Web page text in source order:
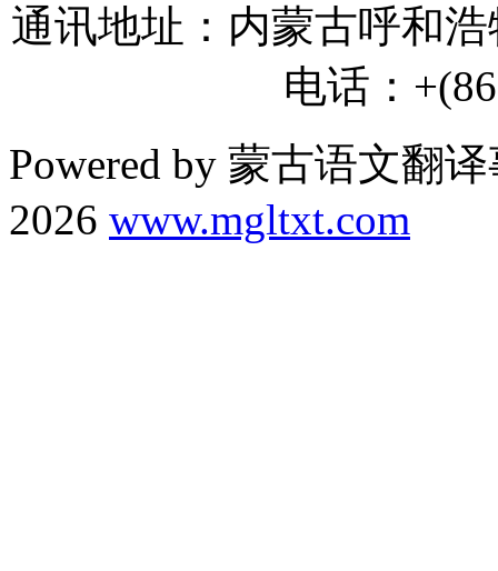
通讯地址：内蒙古呼和
电话：
Powered by 蒙古语文翻
2026 www.mgltxt.com